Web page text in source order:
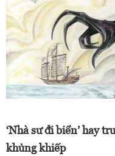
‘Nhà sư đi biển’ hay
khủng khiếp